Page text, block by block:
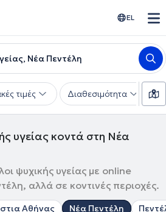
EL
Νέα Πεντέλη
τιμές Διαθεσιμότητα
υγείας κοντά στη Νέα
ψυχικής υγείας με online
αλλά σε κοντινές περιοχές.
Αθήνας Νέα Πεντέλη